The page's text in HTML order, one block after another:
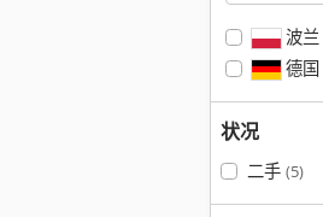
波兰
德国
状况
二手 (5)